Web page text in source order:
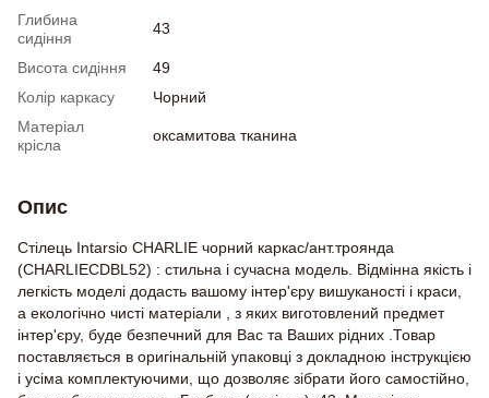
Глибина
сидіння
43
Висота сидіння
49
Колір каркасу
Чорний
Матеріал
крісла
оксамитова тканина
Опис
Стілець Intarsio CHARLIE чорний каркас/ант.троянда
(CHARLIECDBL52) : стильна і сучасна модель. Відмінна якість і
легкість моделі додасть вашому інтер'єру вишуканості і краси,
а екологічно чисті матеріали , з яких виготовлений предмет
інтер'єру, буде безпечний для Вас та Ваших рідних .Товар
поставляється в оригінальній упаковці з докладною інструкцією
і усіма комплектуючими, що дозволяє зібрати його самостійно,